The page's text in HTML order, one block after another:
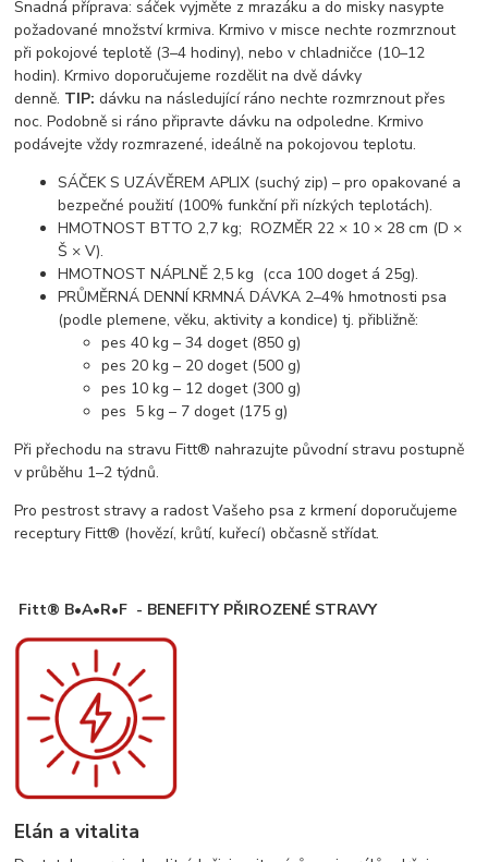
Snadná příprava: sáček vyjměte z mrazáku a do misky nasypte
požadované množství krmiva. Krmivo v misce nechte rozmrznout
při pokojové teplotě (3–4 hodiny), nebo v chladničce (10–12
hodin). Krmivo doporučujeme rozdělit na dvě dávky
denně. TIP: dávku na následující ráno nechte rozmrznout přes
noc. Podobně si ráno připravte dávku na odpoledne. Krmivo
podávejte vždy rozmrazené, ideálně na pokojovou teplotu.
SÁČEK S UZÁVĚREM APLIX (suchý zip) – pro opakované a
bezpečné použití (100% funkční při nízkých teplotách).
HMOTNOST BTTO 2,7 kg; ROZMĚR 22 × 10 × 28 cm (D ×
Š × V).
HMOTNOST NÁPLNĚ 2,5 kg (cca 100 doget á 25g).
PRŮMĚRNÁ DENNÍ KRMNÁ DÁVKA 2–4% hmotnosti psa
(podle plemene, věku, aktivity a kondice) tj. přibližně:
pes 40 kg – 34 doget (850 g)
pes 20 kg – 20 doget (500 g)
pes 10 kg – 12 doget (300 g)
pes 5 kg – 7 doget (175 g)
Při přechodu na stravu Fitt® nahrazujte původní stravu postupně
v průběhu 1–2 týdnů.
Pro pestrost stravy a radost Vašeho psa z krmení doporučujeme
receptury Fitt® (hovězí, krůtí, kuřecí) občasně střídat.
Fitt® B•A•R•F - BENEFITY PŘIROZENÉ STRAVY
Elán a vitalita